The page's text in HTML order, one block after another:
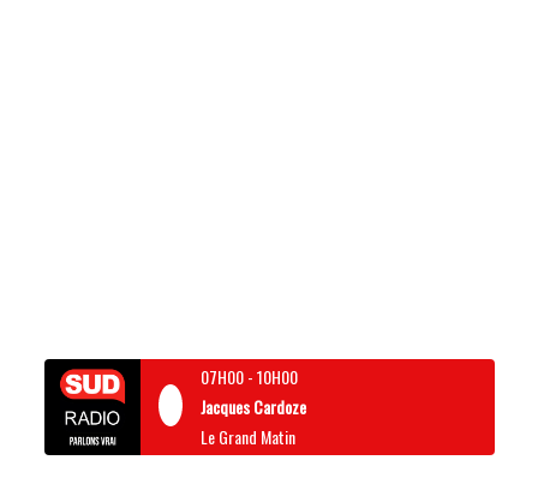
07H00-10H00
Jacques Cardoze
Le Grand Matin